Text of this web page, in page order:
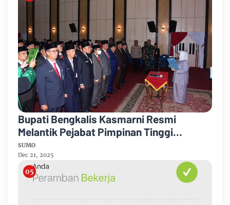
Bupati Bengkalis Kasmarni Resmi
Melantik Pejabat Pimpinan Tinggi
Pratama
SUMO
Dec 21, 2025